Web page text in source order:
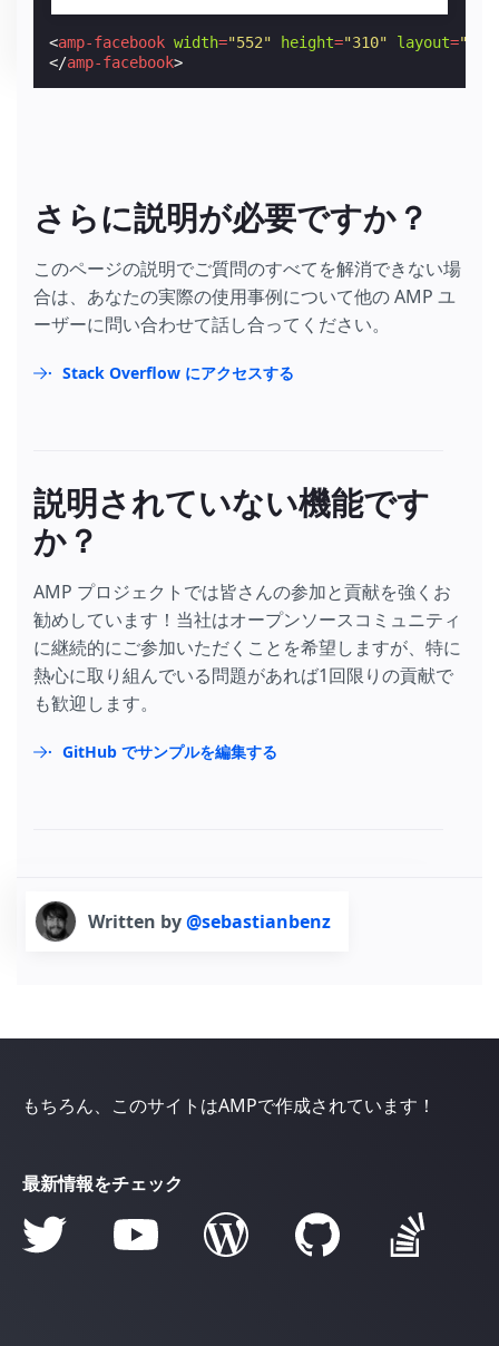
<amp-facebook width="552" height="310" layout=
</amp-facebook>
さらに説明が必要ですか？
このページの説明でご質問のすべてを解消できない場
合は、あなたの実際の使用事例について他の AMP ユ
ーザーに問い合わせて話し合ってください。
Stack Overflow にアクセスする
説明されていない機能です
か？
AMP プロジェクトでは皆さんの参加と貢献を強くお
勧めしています！当社はオープンソースコミュニティ
に継続的にご参加いただくことを希望しますが、特に
熱心に取り組んでいる問題があれば1回限りの貢献で
も歓迎します。
GitHub でサンプルを編集する
Written by@sebastianbenz
もちろん、このサイトはAMPで作成されています！
最新情報をチェック